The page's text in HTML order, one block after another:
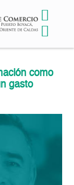
como
gasto